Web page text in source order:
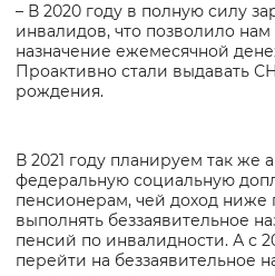
– В 2020 году в полную силу
инвалидов, что позволило
назначение ежемесячной
Проактивно стали выдавать
рождения.
В 2021 году планируем так же
федеральную социальную
пенсионерам, чей доход
выполнять беззаявительное
пенсий по инвалидности. А с
перейти на беззаявительное